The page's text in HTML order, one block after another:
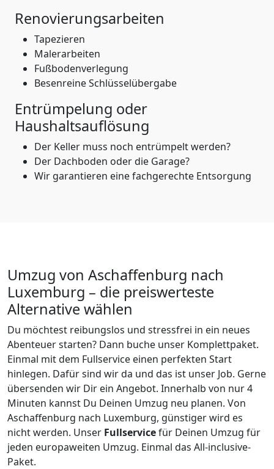
Renovierungsarbeiten
Tapezieren
Malerarbeiten
Fußbodenverlegung
Besenreine Schlüsselübergabe
Entrümpelung oder
Haushaltsauflösung
Der Keller muss noch entrümpelt werden?
Der Dachboden oder die Garage?
Wir garantieren eine fachgerechte Entsorgung
Umzug von Aschaffenburg nach
Luxemburg – die preiswerteste
Alternative wählen
Du möchtest reibungslos und stressfrei in ein neues
Abenteuer starten? Dann buche unser Komplettpaket.
Einmal mit dem Fullservice einen perfekten Start
hinlegen. Dafür sind wir da und das ist unser Job. Gerne
übersenden wir Dir ein Angebot. Innerhalb von nur4
Minuten kannst Du Deinen Umzug neu planen. Von
Aschaffenburg nach Luxemburg, günstiger wird es
nicht werden. Unser Fullservicefür Deinen Umzug für
jeden europaweiten Umzug. Einmal das All-inclusive-
Paket.